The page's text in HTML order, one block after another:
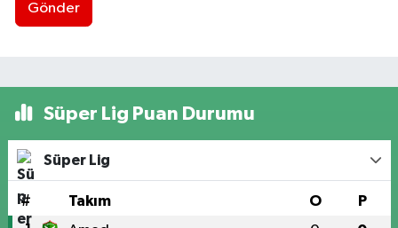
Gönder
Süper Lig Puan Durumu
Süper Lig
# Takım O P